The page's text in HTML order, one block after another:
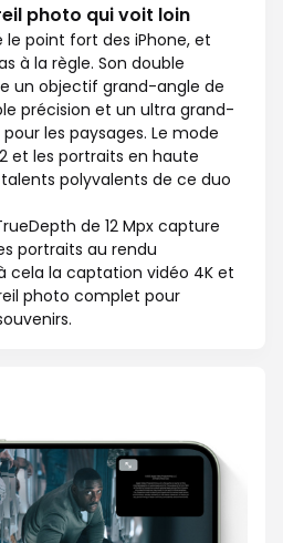
photo qui voit loin
point fort des iPhone, et
à la règle. Son double
un objectif grand-angle de
précision et un ultra grand-
les paysages. Le mode
et les portraits en haute
polyvalents de ce duo
de 12 Mpx capture
portraits au rendu
cela la captation vidéo 4K et
photo complet pour